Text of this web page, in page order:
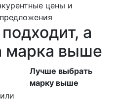
цены и
а
марка выше
Лучше выбрать
марку выше